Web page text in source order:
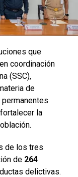
que
coordinación
(SSC),
de
la
de los tres
de 264
delictivas.